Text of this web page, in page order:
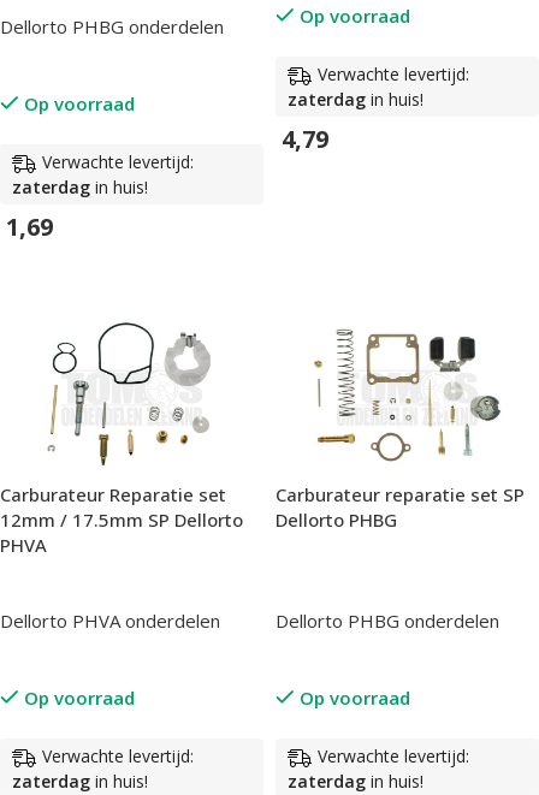
Dellorto PHBG onderdelen
Op voorraad
Verwachte levertijd:
zaterdag in huis!
1,69
Op voorraad
Verwachte levertijd:
zaterdag in huis!
4,79
Carburateur Reparatie set
12mm / 17.5mm SP Dellorto
PHVA
Dellorto PHVA onderdelen
Op voorraad
Verwachte levertijd:
zaterdag in huis!
Carburateur reparatie set SP
Dellorto PHBG
Dellorto PHBG onderdelen
Op voorraad
Verwachte levertijd:
zaterdag in huis!